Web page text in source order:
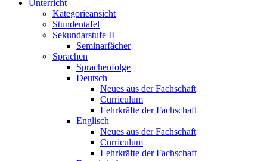
Unterricht
Kategorieansicht
Stundentafel
Sekundarstufe II
Seminarfächer
Sprachen
Sprachenfolge
Deutsch
Neues aus der Fachschaft
Curriculum
Lehrkräfte der Fachschaft
Englisch
Neues aus der Fachschaft
Curriculum
Lehrkräfte der Fachschaft